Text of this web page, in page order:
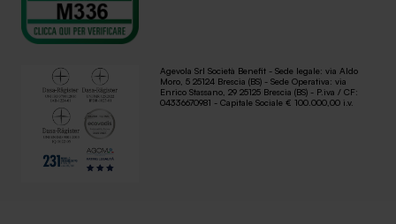
Agevola Srl Società Benefit - Sede legale: via Aldo
Moro, 5 25124 Brescia (BS) - Sede Operativa: via
Enrico Stassano, 29 25125 Brescia (BS) - P.iva / CF:
04336670981 - Capitale Sociale € 100.000,00 i.v.